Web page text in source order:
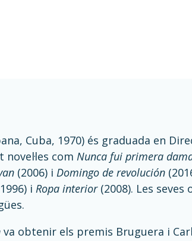
Cuba, 1970) és graduada en
com Nunca fui primera
(2006) i Domingo de revolución
i Ropa interior(2008). Les seves
va obtenir els premis Bruguera i